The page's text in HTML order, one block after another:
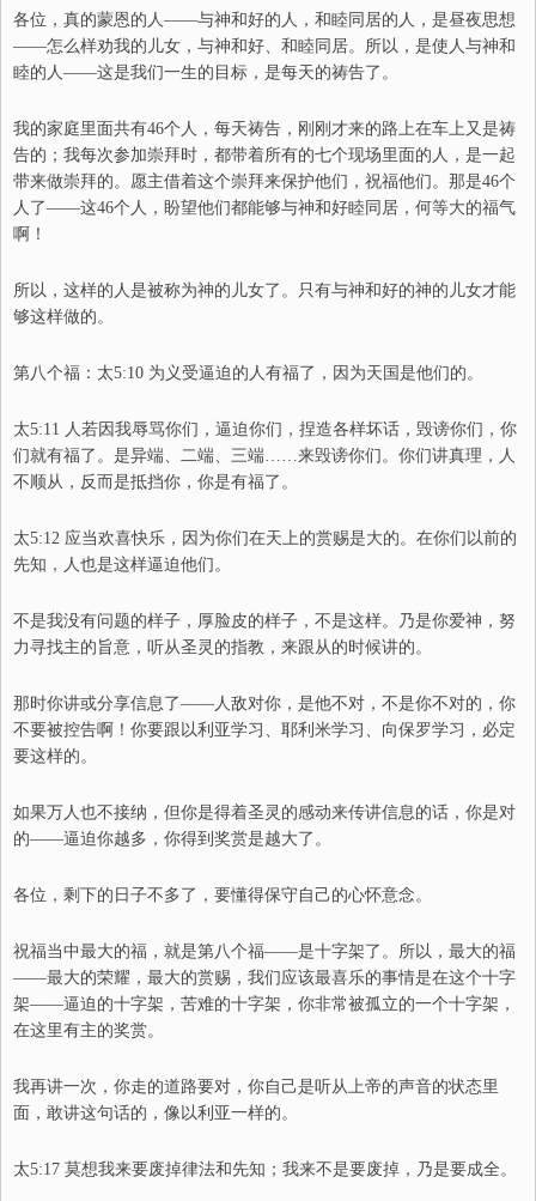
各位，真的蒙恩的人——与神和好的人，和睦同居的人，是昼夜思想
——怎么样劝我的儿女，与神和好、 和睦同居。所以，是使人与神和
睦的 人——这是我们一生的目标，是每天的祷告了。
我的家庭里面共有46个人，每天祷告，刚 刚 才来的路上在车上又是祷
告的； 我每次参加崇拜时，都带着所有的七个现场里面的人，是一起
带来做崇拜的。愿主借着这个崇拜来保护他们，祝福他们。那是46个
人 了——这46个人 ， 盼望他们都能够与神和好睦同居，何等大的福气
啊 ！
所以，这样的人是被称为神的儿女了。只有与神和好的神的儿女才能
够这样做的。
第八个福： 太5:10 为义受逼迫的人有福了，因为天国是他们的。
太5:11 人若因我辱骂你们，逼迫你们，捏造各样坏话 ， 毁谤你们，你
们就有福了。 是异端、 二端、 三端……来毁谤你们。你们讲真理，人
不顺从，反而是抵挡你，你是有福了。
太5:12 应当欢喜快乐，因为你们在天上的赏赐是大的。在你们以前的
先知，人也是这样逼迫他们。
不是我没有问题的样子 ，厚脸皮的样子，不是这样。乃是你爱神，努
力寻找主的旨意，听从圣灵的指教，来跟从的时候讲的。
那时你讲或分享信息了——人敌对你，是他不对，不是你不对的，你
不要被控告啊！你要跟以利亚学习 、 耶利米学习 、 向保罗学习，必定
要这样的。
如果万人也不接纳，但你是得着圣灵的感动来传讲信息的话，你是对
的——逼迫你越多，你得到奖赏是越大了。
各位，剩下的日子不多了，要懂得保守自己的心怀意念。
祝福当中最大的福，就是第八个福——是十字架了。所以，最大的福
——最大的荣耀，最大的赏赐，我们应该最喜乐的事情是在这个十字
架——逼迫的十字架，苦难的十字架，你非常被孤立的一个十字架，
在这里有主的奖赏。
我再讲一次，你走的道路要对，你自己是听从上帝的声音的状态里
面，敢讲这句话的，像以利亚一样的。
太5:17 莫想我来要废掉律法和先知；我来不是要废掉，乃是要成全。